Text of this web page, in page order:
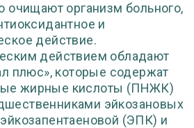
очищают организм больного,
и
действие.
действием обладают
плюс», которые содержат
жирные кислоты (ПНЖК)
эйкозановых
(ЭПК) и